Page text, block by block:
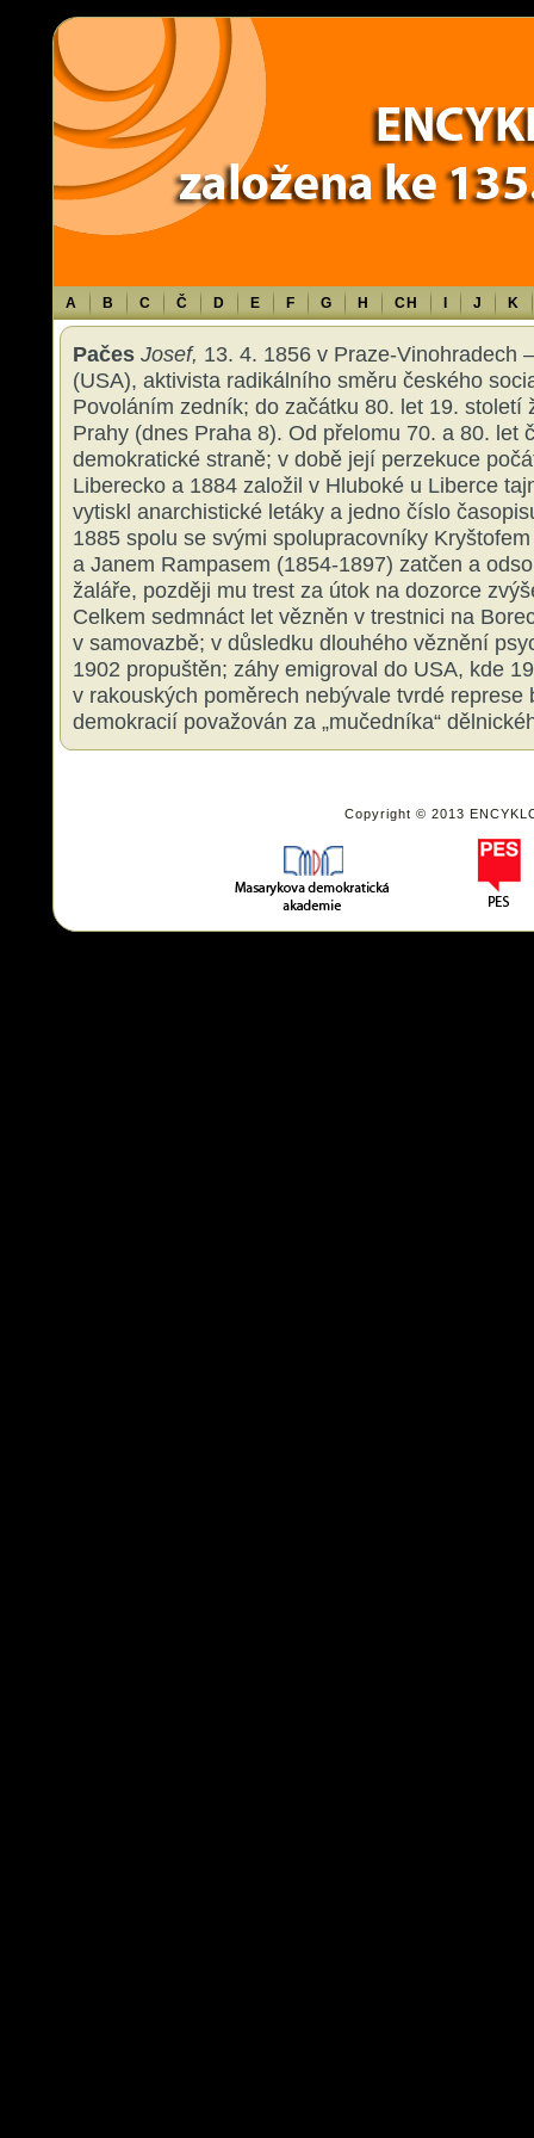
Warning: Use of undefined constant TXT - assumed 'TXT' (this will throw
content/themes/sablona/functions.php
A B C Č D E F G H CH J K
Pačes Josef, 13. 4. 1856 v Praze-Vinohradech
(USA), aktivista radikálního směru českého
Povoláním zedník; do začátku 80. let 19. století
Prahy (dnes Praha 8). Od přelomu 70. a 80. let
demokratické straně; v době její perzekuce
Liberecko a 1884 založil v Hluboké u Liberce
vytiskl anarchistické letáky a jedno číslo
1885 spolu se svými spolupracovníky
a Janem Rampasem (1854-1897) zatčen a
žaláře, později mu trest za útok na dozorce
Celkem sedmnáct let vězněn v trestnici na
v samovazbě; v důsledku dlouhého věznění
1902 propuštěn; záhy emigroval do USA, kde
v rakouských poměrech nebývale tvrdé represe
demokracií považován za „mučedníka“
Copyright © 2013